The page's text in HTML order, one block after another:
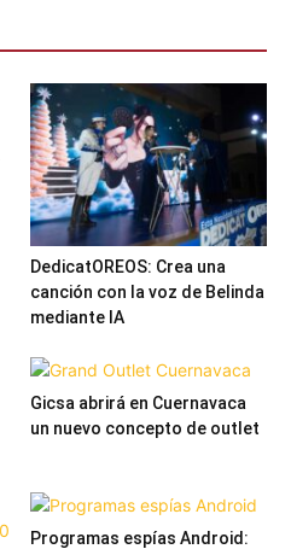
DedicatOREOS: Crea una
canción con la voz de Belinda
mediante IA
Gicsa abrirá en Cuernavaca
un nuevo concepto de outlet
Programas espías Android: